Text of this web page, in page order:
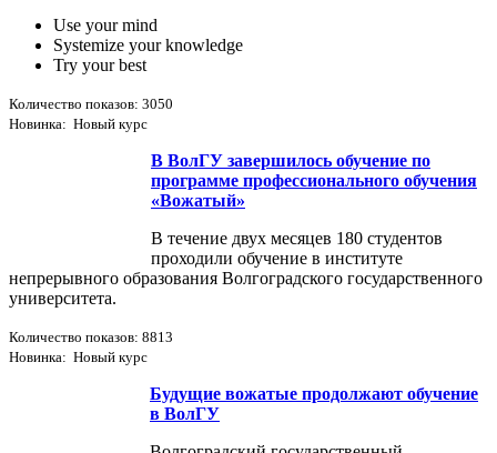
Use your mind
Systemize your knowledge
Try your best
Количество показов: 3050
Новинка: Новый курс
В ВолГУ завершилось обучение по
программе профессионального обучения
«Вожатый»
В течение двух месяцев 180 студентов
проходили обучение в институте
непрерывного образования Волгоградского государственного
университета.
Количество показов: 8813
Новинка: Новый курс
Будущие вожатые продолжают обучение
в ВолГУ